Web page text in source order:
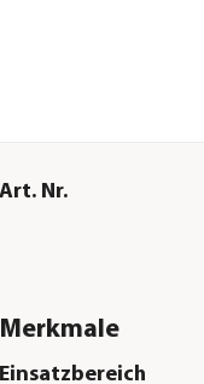
Art. Nr.
Merkmale
Einsatzbereich